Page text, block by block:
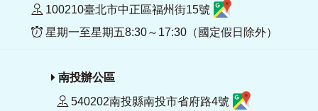
100210臺北市中正區福州街15號
星期一至星期五8:30～17:30（國定假日除外）
南投辦公區
540202南投縣南投市省府路4號